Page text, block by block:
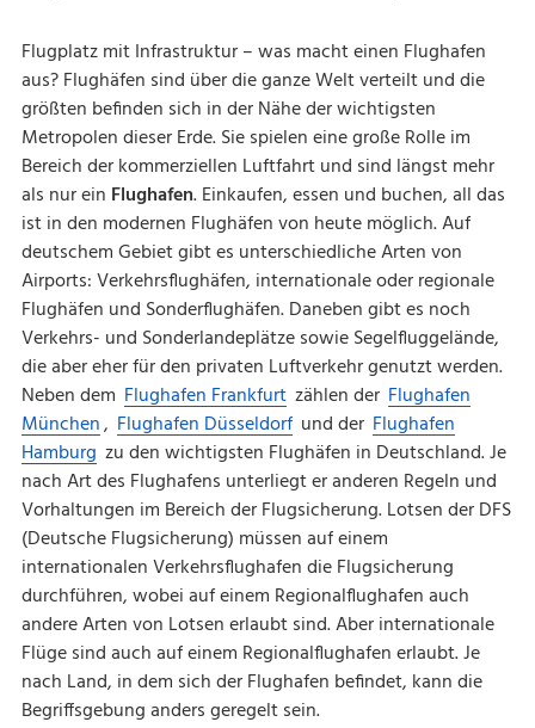
Flugplatz mit Infrastruktur – was macht einen Flughafen
aus? Flughäfen sind über die ganze Welt verteilt und die
größten befinden sich in der Nähe der wichtigsten
Metropolen dieser Erde. Sie spielen eine große Rolle im
Bereich der kommerziellen Luftfahrt und sind längst mehr
als nur ein Flughafen. Einkaufen, essen und buchen, all das
ist in den modernen Flughäfen von heute möglich. Auf
deutschem Gebiet gibt es unterschiedliche Arten von
Airports: Verkehrsflughäfen, internationale oder regionale
Flughäfen und Sonderflughäfen. Daneben gibt es noch
Verkehrs- und Sonderlandeplätze sowie Segelfluggelände,
die aber eher für den privaten Luftverkehr genutzt werden.
Neben dem Flughafen Frankfurt zählen der Flughafen
München, Flughafen Düsseldorf und der Flughafen
Hamburg zu den wichtigsten Flughäfen in Deutschland. Je
nach Art des Flughafens unterliegt er anderen Regeln und
Vorhaltungen im Bereich der Flugsicherung. Lotsen der DFS
(Deutsche Flugsicherung) müssen auf einem
internationalen Verkehrsflughafen die Flugsicherung
durchführen, wobei auf einem Regionalflughafen auch
andere Arten von Lotsen erlaubt sind. Aber internationale
Flüge sind auch auf einem Regionalflughafen erlaubt. Je
nach Land, in dem sich der Flughafen befindet, kann die
Begriffsgebung anders geregelt sein.